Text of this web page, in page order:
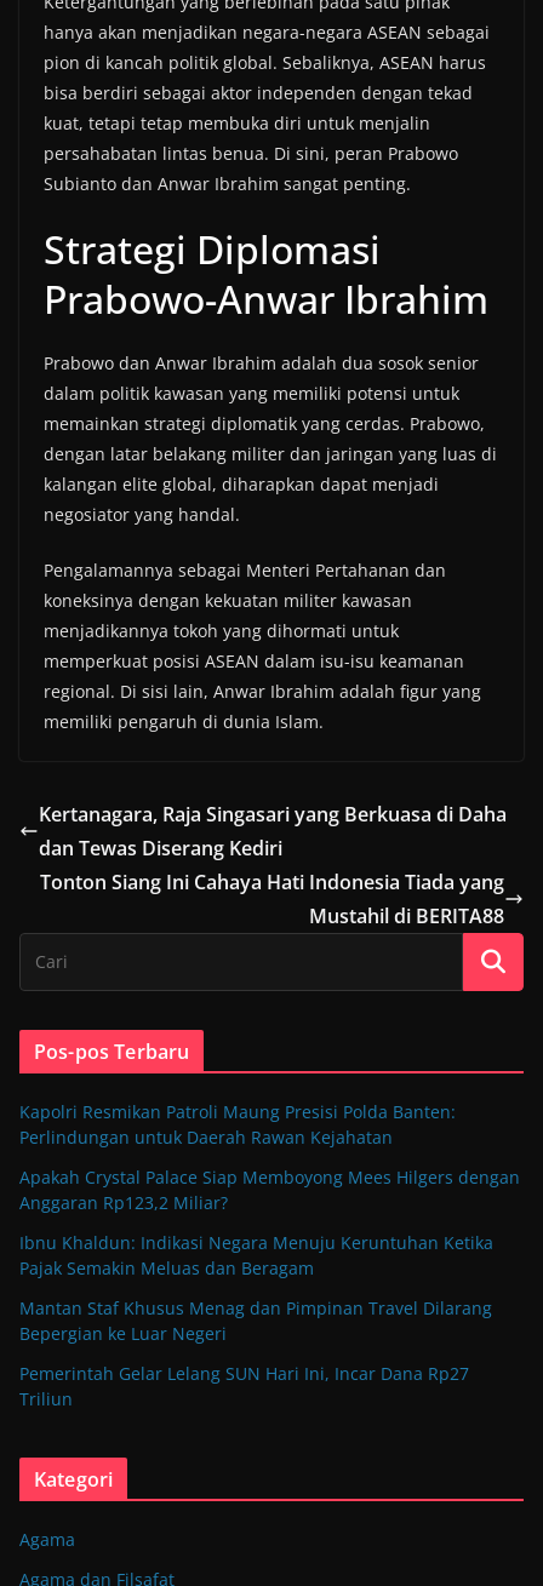
hanya akan menjadikan negara-negara ASEAN sebagai
pion di kancah politik global. Sebaliknya, ASEAN harus
bisa berdiri sebagai aktor independen dengan tekad
kuat, tetapi tetap membuka diri untuk menjalin
persahabatan lintas benua. Di sini, peran Prabowo
Subianto dan Anwar Ibrahim sangat penting.
Strategi Diplomasi
Prabowo-Anwar Ibrahim
Prabowo dan Anwar Ibrahim adalah dua sosok senior
dalam politik kawasan yang memiliki potensi untuk
memainkan strategi diplomatik yang cerdas. Prabowo,
dengan latar belakang militer dan jaringan yang luas di
kalangan elite global, diharapkan dapat menjadi
negosiator yang handal.
Pengalamannya sebagai Menteri Pertahanan dan
koneksinya dengan kekuatan militer kawasan
menjadikannya tokoh yang dihormati untuk
memperkuat posisi ASEAN dalam isu-isu keamanan
regional. Di sisi lain, Anwar Ibrahim adalah figur yang
memiliki pengaruh di dunia Islam.
Kertanagara, Raja Singasari yang Berkuasa di Daha
dan Tewas Diserang Kediri
Tonton Siang Ini Cahaya Hati Indonesia Tiada yang
Mustahil di BERITA88
Pos-pos Terbaru
Kapolri Resmikan Patroli Maung Presisi Polda Banten:
Perlindungan untuk Daerah Rawan Kejahatan
Apakah Crystal Palace Siap Memboyong Mees Hilgers dengan
Anggaran Rp123,2 Miliar?
Ibnu Khaldun: Indikasi Negara Menuju Keruntuhan Ketika
Pajak Semakin Meluas dan Beragam
Mantan Staf Khusus Menag dan Pimpinan Travel Dilarang
Bepergian ke Luar Negeri
Pemerintah Gelar Lelang SUN Hari Ini, Incar Dana Rp27
Triliun
Kategori
Agama
Agama dan Filsafat